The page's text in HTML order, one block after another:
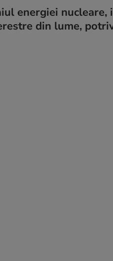
energiei nucleare,
din lume,